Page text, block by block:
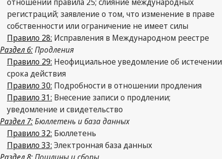
регистраций; заявление о том, что изменение в праве
собственности или ограничение не имеет силы
Правило 28: Исправления в Международном реестре
Раздел 6:Продления
Правило 29: Неофициальное уведомление об истечении
срока действия
Правило 30: Подробности в отношении продления
Правило 31: Внесение записи о продлении;
уведомление и свидетельство
Раздел 7:Бюллетень и база данных
Правило 32: Бюллетень
Правило 33: Электронная база данных